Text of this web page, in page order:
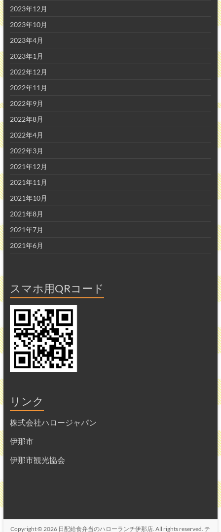
2023年12月
2023年10月
2023年4月
2023年1月
2022年12月
2022年11月
2022年9月
2022年8月
2022年4月
2022年3月
2021年12月
2021年11月
2021年10月
2021年8月
2021年7月
2021年6月
スマホ用QRコード
リンク
株式会社ハロージャパン
伊那市
伊那市観光協会
Copyright © 2026 日配給食弁当のハローランチ伊那店. All rights reserved. テ